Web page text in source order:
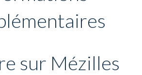
sur Mézilles